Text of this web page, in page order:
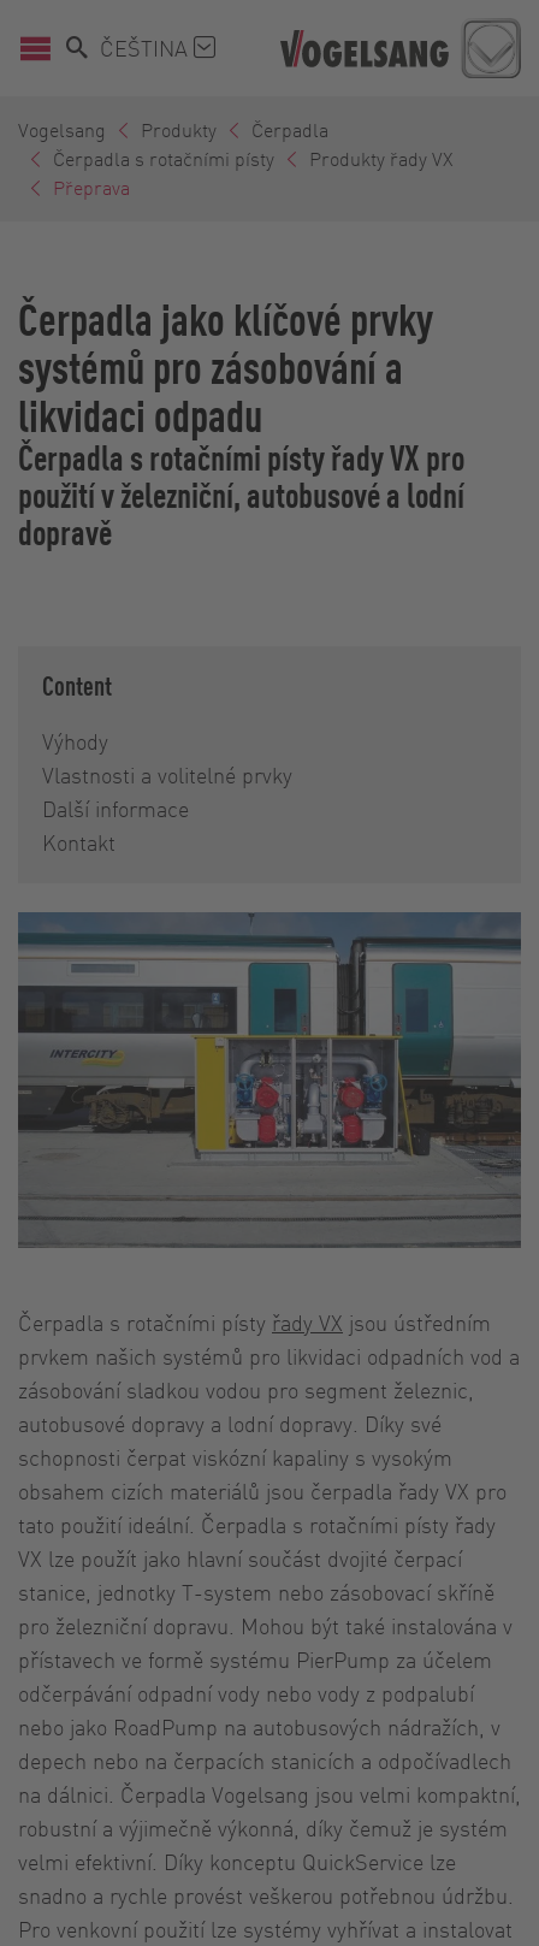
ČEŠTINA
Vogelsang Produkty
Čerpadla
Čerpadla s rotačními písty
Produkty řady VX
Přeprava
Čerpadla jako klíčové prvky
systémů pro zásobování a
likvidaci odpadu
Čerpadla s rotačními písty řady VX pro
použití v železniční, autobusové a lodní
dopravě
Content
Výhody
Vlastnosti a volitelné prvky
Další informace
Kontakt
Čerpadla s rotačními písty řady VX jsou ústředním
prvkem našich systémů pro likvidaci odpadních vod a
zásobování sladkou vodou pro segment železnic,
autobusové dopravy a lodní dopravy. Díky své
schopnosti čerpat viskózní kapaliny s vysokým
obsahem cizích materiálů jsou čerpadla řady VX pro
tato použití ideální. Čerpadla s rotačními písty řady
VX lze použít jako hlavní součást dvojité čerpací
stanice, jednotky T-system nebo zásobovací skříně
pro železniční dopravu. Mohou být také instalována v
přístavech ve formě systému PierPump za účelem
odčerpávání odpadní vody nebo vody z podpalubí
nebo jako RoadPump na autobusových nádražích, v
depech nebo na čerpacích stanicích a odpočívadlech
na dálnici. Čerpadla Vogelsang jsou velmi kompaktní,
robustní a výjimečně výkonná, díky čemuž je systém
velmi efektivní. Díky konceptu QuickService lze
snadno a rychle provést veškerou potřebnou údržbu.
Pro venkovní použití lze systémy vyhřívat a instalovat